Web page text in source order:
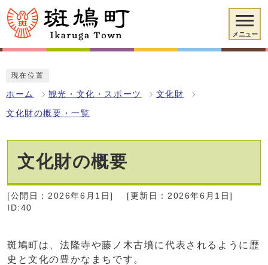
メニュー
現在位置
ホーム 観光・文化・スポーツ 文化財
文化財の概要・一覧
文化財の概要
[公開日：2026年6月1日]
[更新日：2026年6月1日]
ID:40
斑鳩町は、法隆寺や藤ノ木古墳に代表されるように歴
史と文化の豊かなまちです。